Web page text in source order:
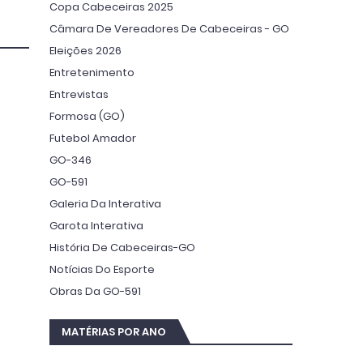
Copa Cabeceiras 2025
Câmara De Vereadores De Cabeceiras - GO
Eleições 2026
Entretenimento
Entrevistas
Formosa (GO)
Futebol Amador
GO-346
GO-591
Galeria Da Interativa
Garota Interativa
História De Cabeceiras-GO
Notícias Do Esporte
Obras Da GO-591
MATÉRIAS POR ANO